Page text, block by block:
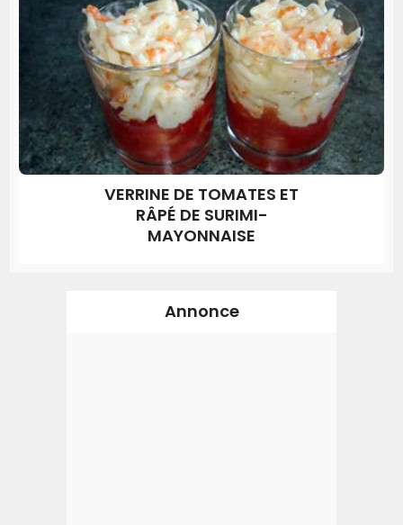
VERRINE DE TOMATES ET
RÂPÉ DE SURIMI-
MAYONNAISE
Annonce